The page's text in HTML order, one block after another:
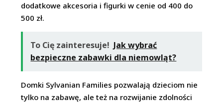
dodatkowe akcesoria i figurki w cenie od 400 do
500 zł.
To Cię zainteresuje! Jak wybrać
bezpieczne zabawki dla niemowląt?
Domki Sylvanian Families pozwalają dzieciom nie
tylko na zabawę, ale też na rozwijanie zdolności